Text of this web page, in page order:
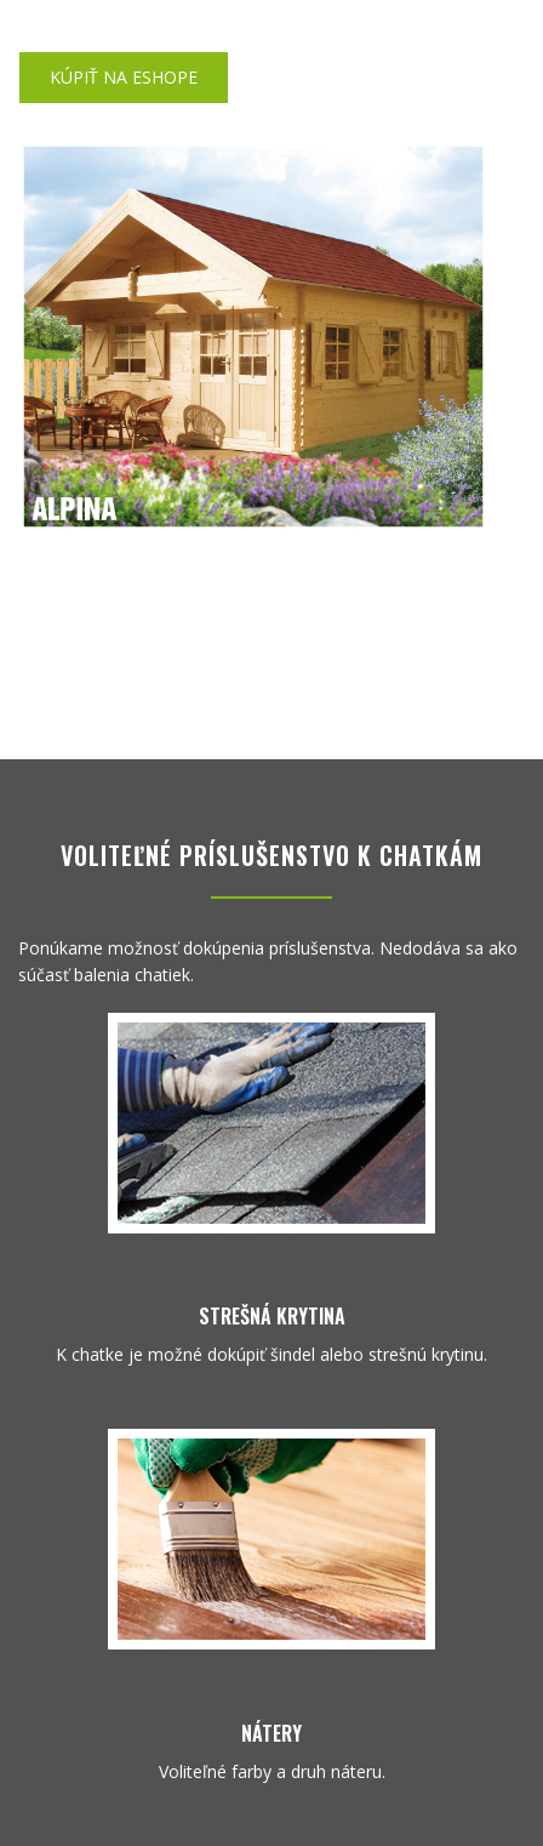
KÚPIŤ NA ESHOPE
VOLITEĽNÉ PRÍSLUŠENSTVO K CHATKÁM
Ponúkame možnosť dokúpenia príslušenstva. Nedodáva sa ako
súčasť balenia chatiek.
STREŠNÁ KRYTINA
K chatke je možné dokúpiť šindel alebo strešnú krytinu.
NÁTERY
Voliteľné farby a druh náteru.